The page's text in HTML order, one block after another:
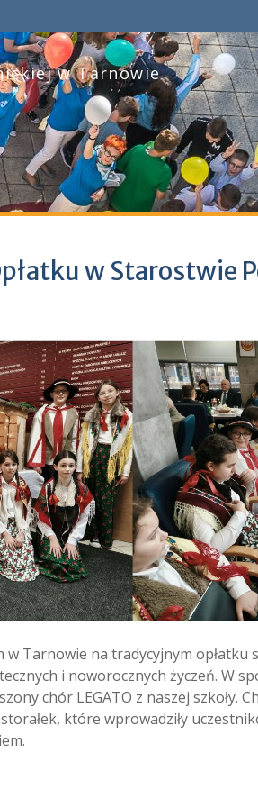
w Tarnowie
w Starostwie
Tarnowie na tradycyjnym opłatku
i noworocznych życzeń. W
chór LEGATO z naszej szkoły.
które wprowadziły